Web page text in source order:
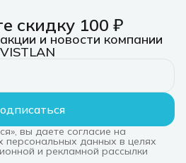
скидку 100 ₽
и новости компании
VISTLAN
вы даете согласие на
персональных данных в целях
и рекламной рассылки